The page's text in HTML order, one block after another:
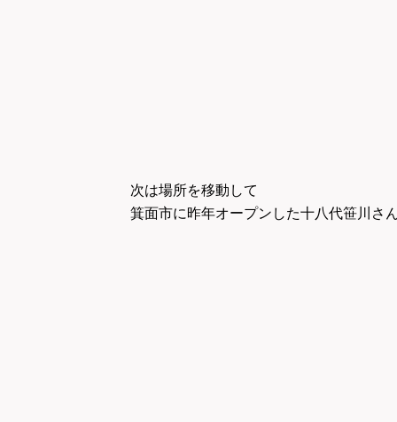
次は場所を移動して
箕面市に昨年オープンした十八代笹川さ